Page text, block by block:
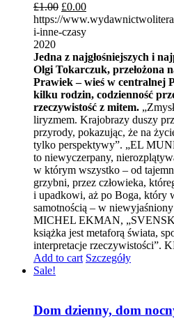
£1.00 £0.00
https://
i-inne-czasy
2020
Jedna z najgłośniejszych i
Olgi Tokarczuk, przełożona
Prawiek – wieś w centralnej
kilku rodzin, codzienność
rzeczywistość z mitem.
liryzmem. Krajobrazy duszy
przyrody, pokazując, że na
tylko perspektywy”. „EL
to niewyczerpany,
w którym wszystko – od
grzybni, przez człowieka,
i upadkowi, aż po Boga, który
samotnością – w niewyjaśniony
MICHEL EKMAN,
książka jest metaforą świata,
interpretacje rzeczywistości”.
Add to cart Szczegóły
Sale!
Dom dzienny, dom